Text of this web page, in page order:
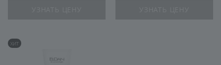
ХИТ